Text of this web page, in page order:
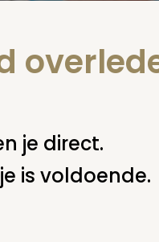
van het
je direct.
is voldoende.